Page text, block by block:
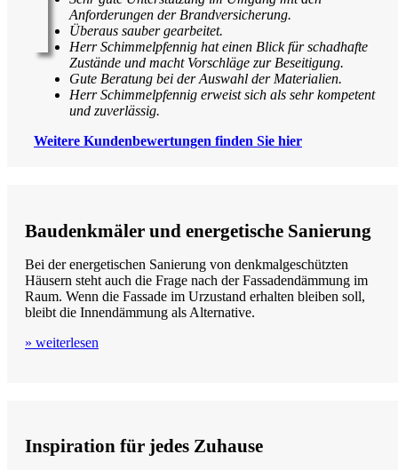
Anforderungen der Brandversicherung.
Überaus sauber gearbeitet.
Herr Schimmelpfennig hat einen Blick für schadhafte
Zustände und macht Vorschläge zur Beseitigung.
Gute Beratung bei der Auswahl der Materialien.
Herr Schimmelpfennig erweist sich als sehr kompetent
und zuverlässig.
Weitere Kundenbewertungen finden Sie hier
Baudenkmäler und energetische Sanierung
Bei der energetischen Sanierung von denkmalgeschützten
Häusern steht auch die Frage nach der Fassadendämmung im
Raum. Wenn die Fassade im Urzustand erhalten bleiben soll,
bleibt die Innendämmung als Alternative.
» weiterlesen
Inspiration für jedes Zuhause